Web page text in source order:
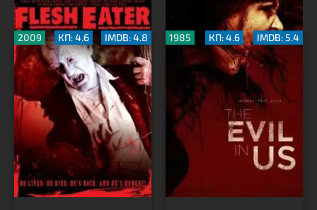
Пожиратель плоти
2009 КП: 4.6 IMDB: 4.8 1985 КП: 4.6 IMDB: 5.4